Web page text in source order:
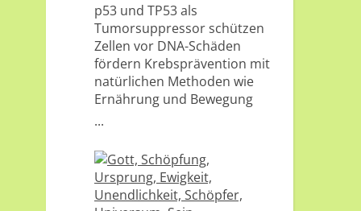
p53 und TP53 als
Tumorsuppressor schützen
Zellen vor DNA-Schäden
fördern Krebsprävention mit
natürlichen Methoden wie
Ernährung und Bewegung
...